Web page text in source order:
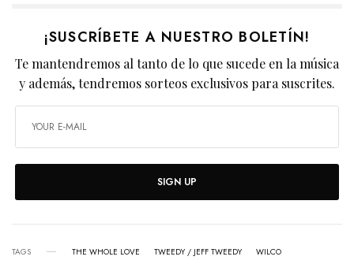
¡SUSCRÍBETE A NUESTRO BOLETÍN!
Te mantendremos al tanto de lo que sucede en la música
y además, tendremos sorteos exclusivos para suscrites.
SIGN UP
TAGS THE WHOLE LOVE TWEEDY / JEFF TWEEDY WILCO